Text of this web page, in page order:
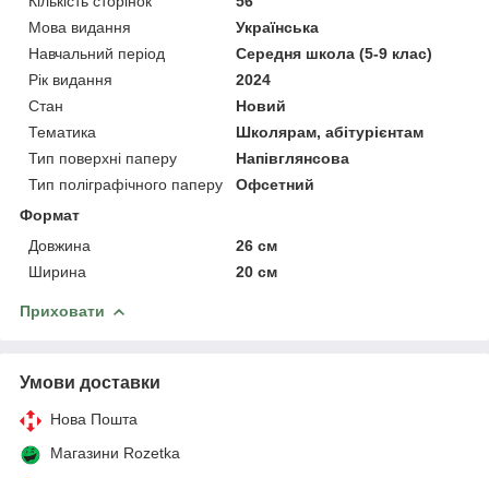
Мова видання
Українська
Навчальний період
Середня школа (5-9 клас)
Рік видання
2024
Стан
Новий
Тематика
Школярам, абітурієнтам
Тип поверхні паперу
Напівглянсова
Тип поліграфічного паперу
Офсетний
Формат
Довжина
26 см
Ширина
20 см
Приховати
Умови доставки
Нова Пошта
Магазини Rozetka